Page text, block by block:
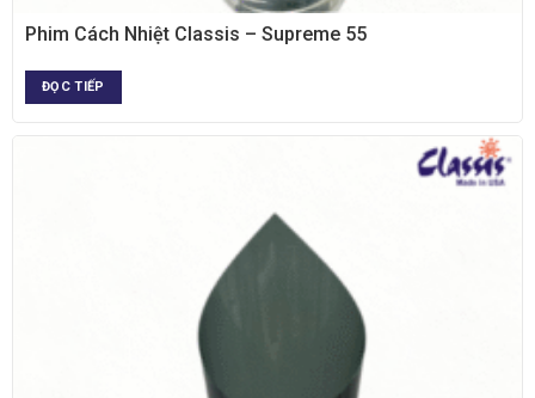
XEM NHANH
Phim Cách Nhiệt Classis – Supreme 55
ĐỌC TIẾP